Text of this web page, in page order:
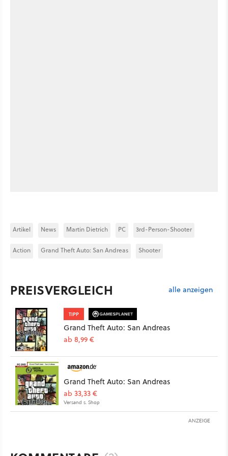
Artikel News Martin Dietrich PC 3rd-Person-Shooter
Action Grand Theft Auto: San Andreas Shooter
PREISVERGLEICH alle anzeigen
TIPP
Grand Theft Auto: San Andreas
ab 8,99 €
Grand Theft Auto: San Andreas
ab 33,33 €
Versand s. Shop
ANZEIGE